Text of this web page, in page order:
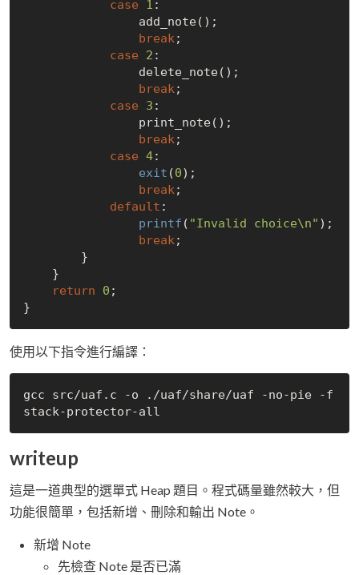
case 1 :
break;
case
2 :
break;
case
3 :
break;
case 4:
exit (0);
break;
default :
printf ( "Invalid choice\n" );
break;
return
0 ;
使用以下指令進行編譯：
gcc src/uaf.c -o ./uaf/share/uaf -no-pie -f
writeup
這是一道典型的選單式 Heap 題目。程式碼量雖然較大，但
功能很簡單，包括新增、刪除和輸出 Note。
新增 Note
先檢查 Note 是否已滿